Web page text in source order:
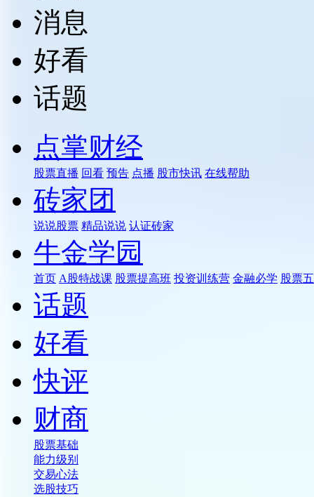
消息
好看
话题
点掌财经
股票直播 回看 预告 点播 股市快讯 在线帮助
砖家团
说说股票 精品说说 认证砖家
牛金学园
首页 A股特战课 股票提高班 投资训练营 金融必学 股票
话题
好看
快评
财商
股票基础
能力级别
交易心法
选股技巧